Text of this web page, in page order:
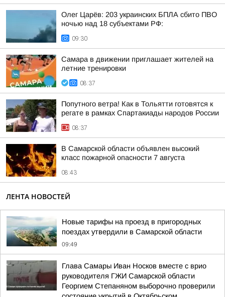
Олег Царёв: 203 украинских БПЛА сбито ПВО
ночью над 18 субъектами РФ:
09:30
Самара в движении приглашает жителей на
летние тренировки
08:37
Попутного ветра! Как в Тольятти готовятся к
регате в рамках Спартакиады народов России
08:37
В Самарской области объявлен высокий
класс пожарной опасности 7 августа
08:43
ЛЕНТА НОВОСТЕЙ
Новые тарифы на проезд в пригородных
поездах утвердили в Самарской области
09:49
Глава Самары Иван Носков вместе с врио
руководителя ГЖИ Самарской области
Георгием Степаняном выборочно проверили